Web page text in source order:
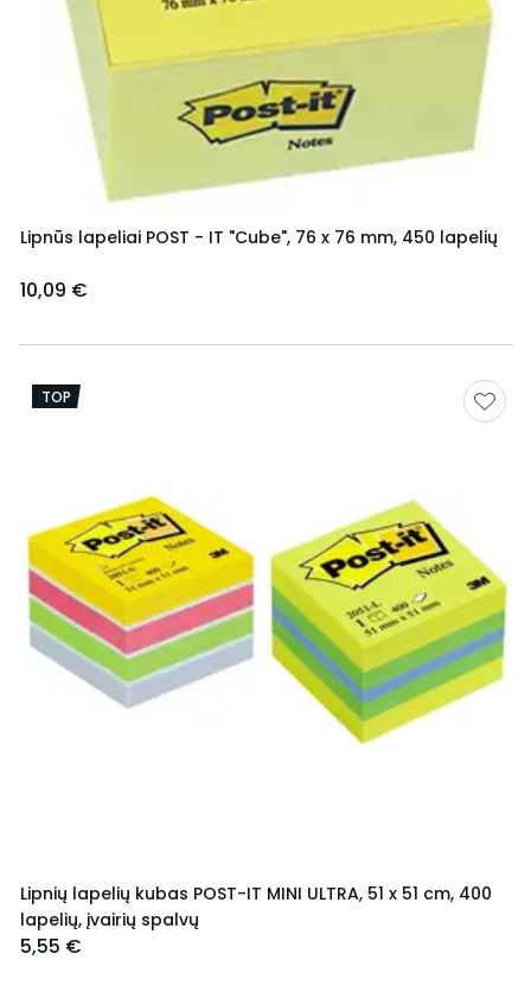
Lipnūs lapeliai POST - IT "Cube", 76 x 76 mm, 450 lapelių
10,09 €
TOP
Lipnių lapelių kubas POST-IT MINI ULTRA, 51 x 51 cm, 400
lapelių, įvairių spalvų
5,55 €